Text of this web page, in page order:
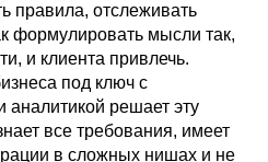
правила, отслеживать
формулировать мысли так,
и клиента привлечь.
под ключ с
решает эту
все требования, имеет
в сложных нишах и не